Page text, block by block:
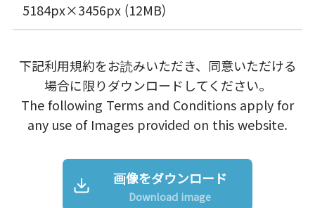
5184px×3456px (12MB)
下記利用規約をお読みいただき、同意いただける
場合に限りダウンロードしてください。
The following Terms and Conditions apply for
any use of Images provided on this website.
画像をダウンロード
Download image